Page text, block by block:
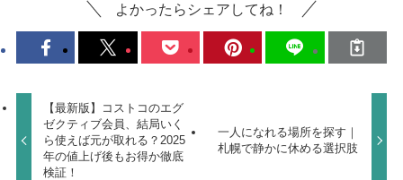
よかったらシェアしてね！
【最新版】コストコのエグ
ゼクティブ会員、結局いく
ら使えば元が取れる？2025
年の値上げ後もお得か徹底
検証！
一人になれる場所を探す｜
札幌で静かに休める選択肢